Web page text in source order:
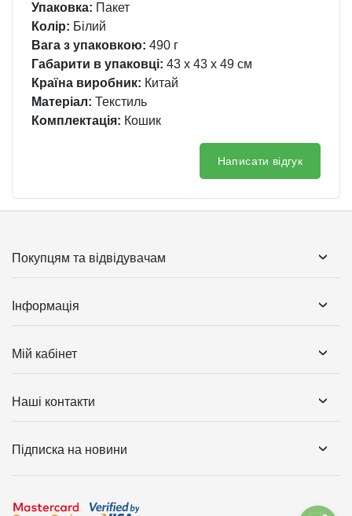
Упаковка: Пакет
Колір: Білий
Вага з упаковкою: 490 г
Габарити в упаковці: 43 x 43 x 49 см
Країна виробник: Китай
Матеріал: Текстиль
Комплектація: Кошик
Написати відгук
Покупцям та відвідувачам
Інформація
Мій кабінет
Наші контакти
Підписка на новини